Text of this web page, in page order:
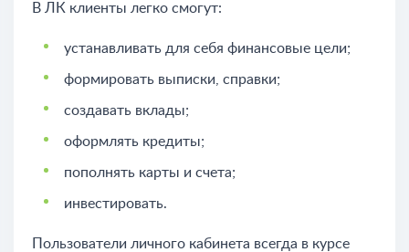
В ЛК клиенты легко смогут:
устанавливать для себя финансовые цели;
формировать выписки, справки;
создавать вклады;
оформлять кредиты;
пополнять карты и счета;
инвестировать.
Пользователи личного кабинета всегда в курсе